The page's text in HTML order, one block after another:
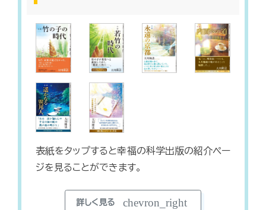
表紙をタップすると幸福の科学出版の紹介ペー
ジを見ることができます。
詳しく見る chevron_right